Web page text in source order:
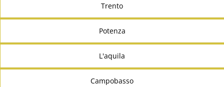
Trento
Potenza
L'aquila
Campobasso